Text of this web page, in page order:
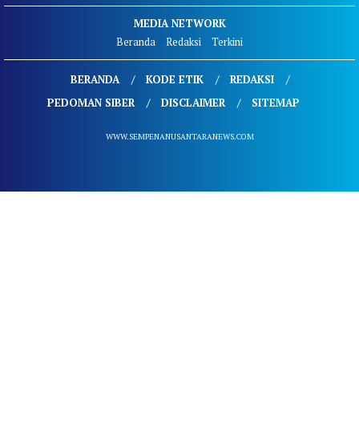
MEDIA NETWORK
Beranda
Redaksi Terkini
BERANDA KODE ETIK
REDAKSI
PEDOMAN SIBER
DISCLAIMER SITEMAP
WWW.SEMPENANUSANTARANEWS.COM